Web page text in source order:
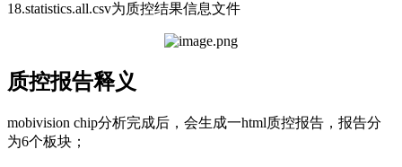
18.statistics.all.csv为质控结果信息文件
质控报告释义
mobivision chip分析完成后，会生成一html质控报告，报告分
为6个板块；